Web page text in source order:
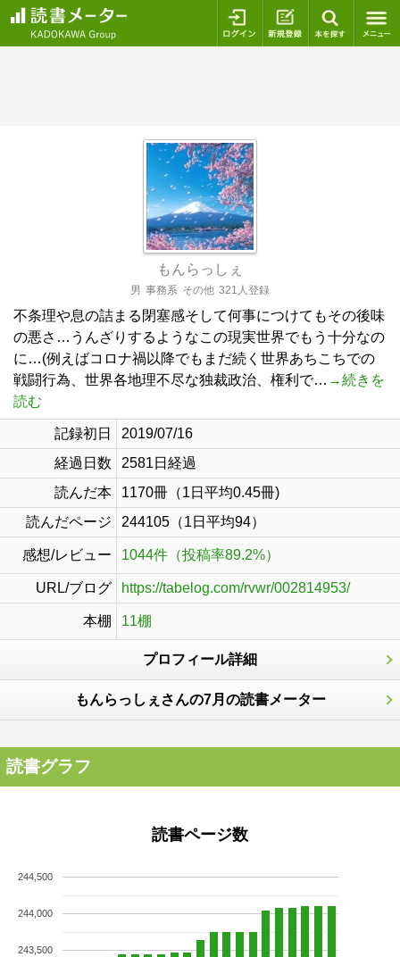
ログイン 新規登録
もんらっしぇ
男 事務系 その他 321人登録
不条理や息の詰まる閉塞感そして何事につけてもその後味
の悪さ…うんざりするようなこの現実世界でもう十分なの
に…(例えばコロナ禍以降でもまだ続く世界あちこちでの
戦闘行為、世界各地理不尽な独裁政治、権利で… →続きを
読む
記録初日
2019/07/16
経過日数
2581日経過
読んだ本
1170冊（1日平均0.45冊)
読んだページ
244105（1日平均94）
感想/レビュー 1044件（投稿率89.2%）
URL/ブログ https://tabelog.com/rvwr/002814953/
本棚 11棚
プロフィール詳細
もんらっしぇさんの7月の読書メーター
読書グラフ
読書ページ数
243,500
244,000
244,500